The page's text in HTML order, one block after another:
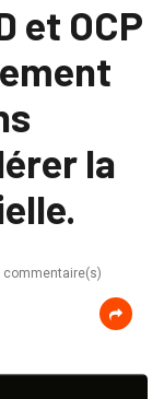
et OCP
la
commentaire(s)